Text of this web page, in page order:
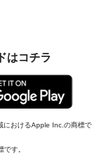
はコチラ
におけるApple Inc.の商標で
す。